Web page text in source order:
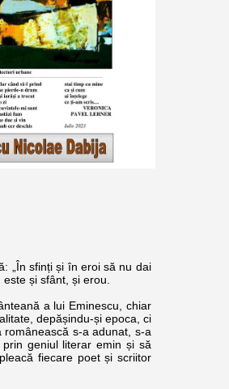
sfinți și în eroi să nu dai
și sfânt, și erou.
a lui Eminescu, chiar
depășindu-și epoca, ci
s-a adunat, s-a
geniul literar emin și să
fiecare poet și scriitor